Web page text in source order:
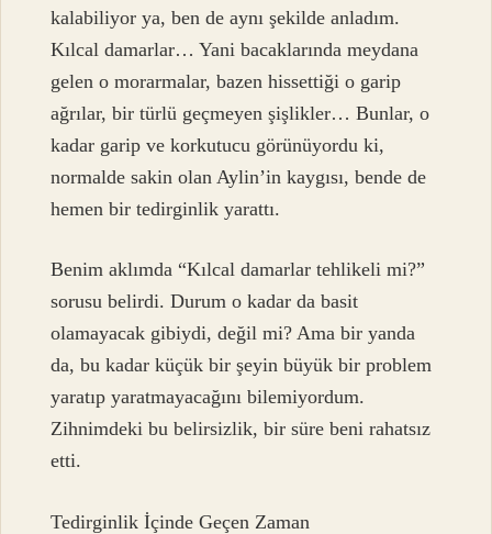
kalabiliyor ya, ben de aynı şekilde anladım.
Kılcal damarlar… Yani bacaklarında meydana
gelen o morarmalar, bazen hissettiği o garip
ağrılar, bir türlü geçmeyen şişlikler… Bunlar, o
kadar garip ve korkutucu görünüyordu ki,
normalde sakin olan Aylin’in kaygısı, bende de
hemen bir tedirginlik yarattı.
Benim aklımda “Kılcal damarlar tehlikeli mi?”
sorusu belirdi. Durum o kadar da basit
olamayacak gibiydi, değil mi? Ama bir yanda
da, bu kadar küçük bir şeyin büyük bir problem
yaratıp yaratmayacağını bilemiyordum.
Zihnimdeki bu belirsizlik, bir süre beni rahatsız
etti.
Tedirginlik İçinde Geçen Zaman